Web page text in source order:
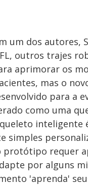
um dos autores,
outros trajes
aprimorar os
mas o
para a
como uma
inteligente
simples
protótipo requer
por alguns
'aprenda'